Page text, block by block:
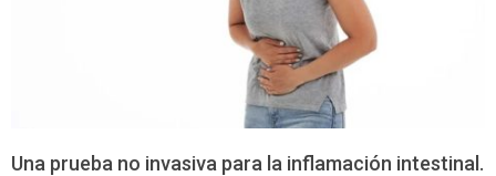
Una prueba no invasiva para la inflamación intestinal.